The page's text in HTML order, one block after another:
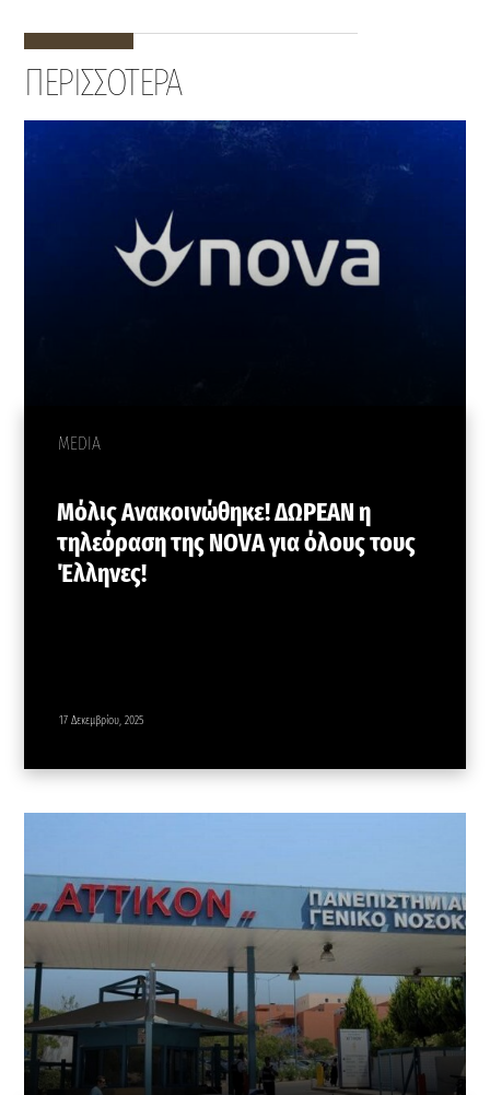
ΠΕΡΙΣΣΟΤΕΡΑ
MEDIA
Μόλις Ανακοινώθηκε! ΔΩPEAN η
τηλεόραση της NOVA για όλους τους
Έλληνες!
17 Δεκεμβρίου, 2025